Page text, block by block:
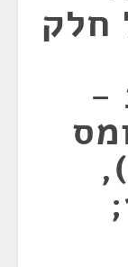
חלק
-
התשי"ד- 1954;